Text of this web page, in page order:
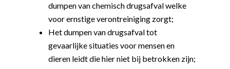
dumpen van chemisch drugsafval welke
voor ernstige verontreiniging zorgt;
Het dumpen van drugsafval tot
gevaarlijke situaties voor mensen en
dieren leidt die hier niet bij betrokken zijn;